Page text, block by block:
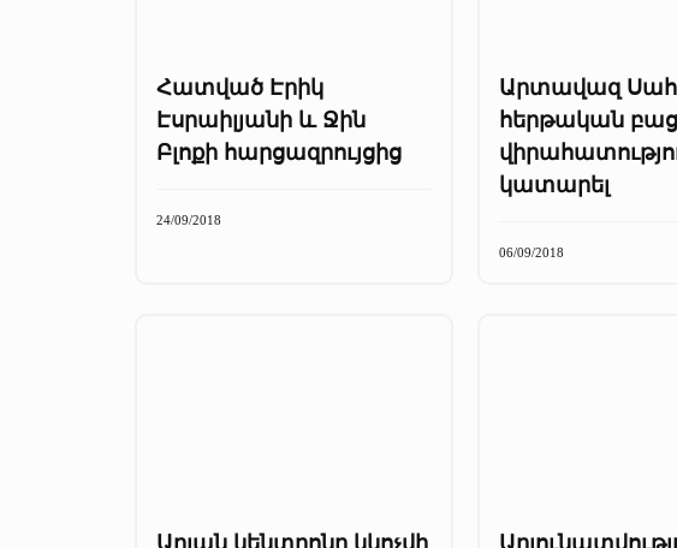
Հատված Էրիկ
Էսրաիլյանի և Ջին
Բլոքի հարցազրույցից
24/09/2018
Արտավազ
հերթական
կատարել
06/09/2018
Արյան կենտրոնը կկոչվի